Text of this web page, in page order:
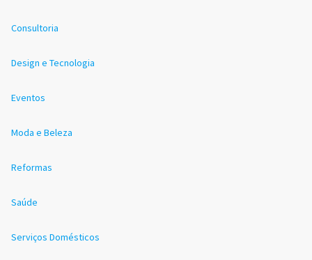
Consultoria
Design e Tecnologia
Eventos
Moda e Beleza
Reformas
Saúde
Serviços Domésticos